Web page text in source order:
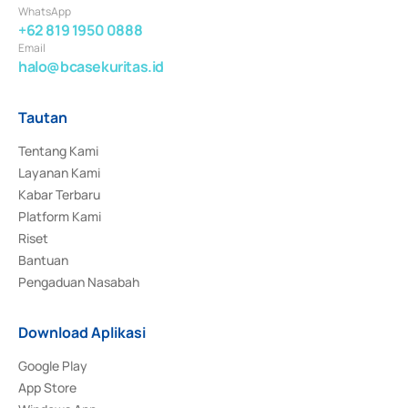
WhatsApp
+62 819 1950 0888
Email
halo@bcasekuritas.id
Tautan
Tentang Kami
Layanan Kami
Kabar Terbaru
Platform Kami
Riset
Bantuan
Pengaduan Nasabah
Download Aplikasi
Google Play
App Store